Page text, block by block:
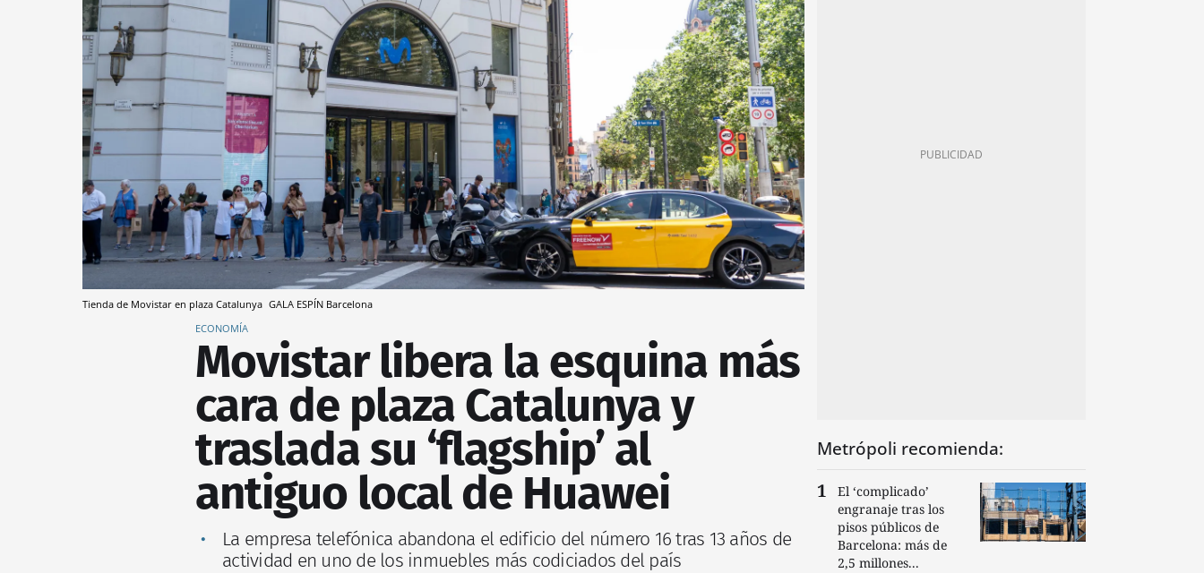
Tienda de Movistar en plaza Catalunya GALA ESPÍN Barcelona
ECONOMÍA
Movistar libera la esquina más
cara de plaza Catalunya y
traslada su ‘flagship’ al
antiguo local de Huawei
La empresa telefónica abandona el edificio del número 16 tras 13 años de
actividad en uno de los inmuebles más codiciados del país
Metrópoli recomienda:
El ‘complicado’
engranaje tras los
pisos públicos de
Barcelona: más de
2,5 millones...